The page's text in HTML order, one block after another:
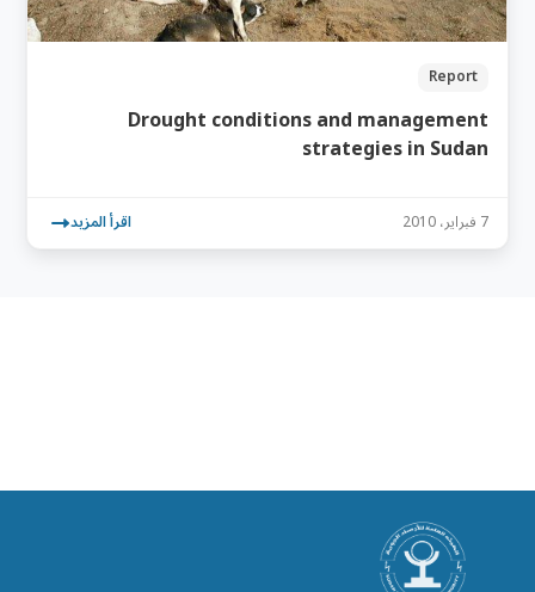
Report
Drought conditions and management
strategies in Sudan
7 فبراير، 2010 اقرأ المزيد